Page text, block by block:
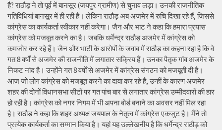
हैै? राठौड़ ने तो पूर्व में बानसूर (जयपुर ग्रामीण) से चुनाव लड़ा। उनकी राजनीतिक
गतिविधियां बानसूर में ही रही है। लेकिन राठौड़ अब अजमेर में रुचि दिखा रहे हैं, जिससे
कांग्रेस का कार्यकर्ता स्वीकार नहीं करेगा। जैन और भाट ने कहा कि हमारा प्रयास
कांग्रेस को मजबूत करने का है। जबकि धर्मेन्द्र राठौड़ अजमेर में कांग्रेस को
कमजोर कर रहे हैं। जैन और भाटी के आरोपों के जवाब में राठौड़ का कहना रहा है कि वे
गत 8 वर्षों से अजमेर की राजनीति में लगातार सक्रिय हैं। उनका पैतृक गांव अजमेर के
निकट नांद है। उन्होंने गत 8 वर्षों से अजमेर में कांग्रेस संगठन को मजबूती दी है।
आज जो लोग कांग्रेस को मजबूत करने का दावा कर रहे हैं, उन्हीं के कारण अजमेर
शहर की दोनों विधानसभा सीटों पर गत पांच बार से लगातार कांग्रेस उम्मीदवारों की हार
हो रही है। कांग्रेस को नगर निगम में भी अपना बोर्ड बनाने का अवसर नहीं मिल रहा
है। राठौड़ ने कहा कि शहर अध्यक्ष जयपाल के नेतृत्व में कांग्रेस एकजुट है। मैंने तो
प्रत्येक कार्यकर्ता का सम्मान किया है। यहां यह उल्लेखनीय है कि धर्मेन्द्र राठौड़ को